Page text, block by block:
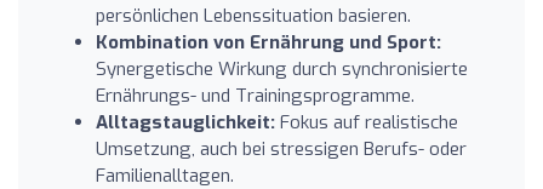
persönlichen Lebenssituation basieren.
Kombination von Ernährung und Sport:
Synergetische Wirkung durch synchronisierte
Ernährungs- und Trainingsprogramme.
Alltagstauglichkeit: Fokus auf realistische
Umsetzung, auch bei stressigen Berufs- oder
Familienalltagen.